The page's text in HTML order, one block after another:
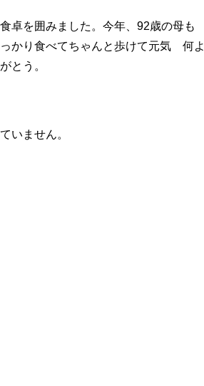
卓を囲みました。今年、92歳の母も
かり食べてちゃんと歩けて元気 何よ
とう。
いません。